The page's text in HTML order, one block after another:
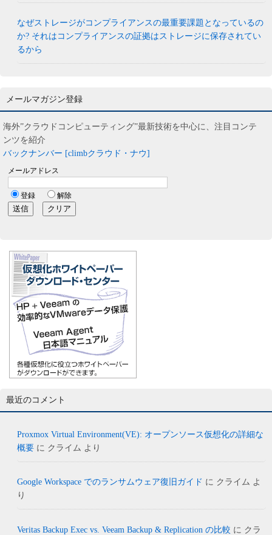
なぜストレージがコンプライアンスの最重要課題となっているの
か? それはコンプライアンスの証拠はストレージに保存されてい
るから
メールマガジン登録
海外”クラウドコンピューティング”最新技術を中心に、注目コンテ
ンツを紹介
バックナンバー [climbクラウド・ナウ]
最近のコメント
Proxmox Virtual Environment(VE): オープンソース仮想化の詳細な
概要 に クライム より
Google Workspace でのランサムウェア復旧ガイド に クライム よ
り
Veritas Backup Exec vs. Veeam Backup & Replication の比較 に クラ